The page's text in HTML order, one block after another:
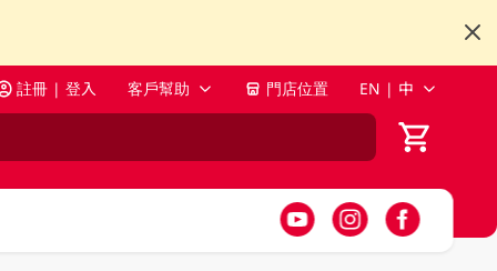
註冊 | 登入 客戶幫助 門店位置 EN | 中